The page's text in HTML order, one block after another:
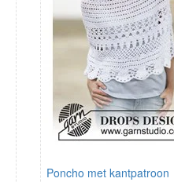
Poncho met kantpatroon